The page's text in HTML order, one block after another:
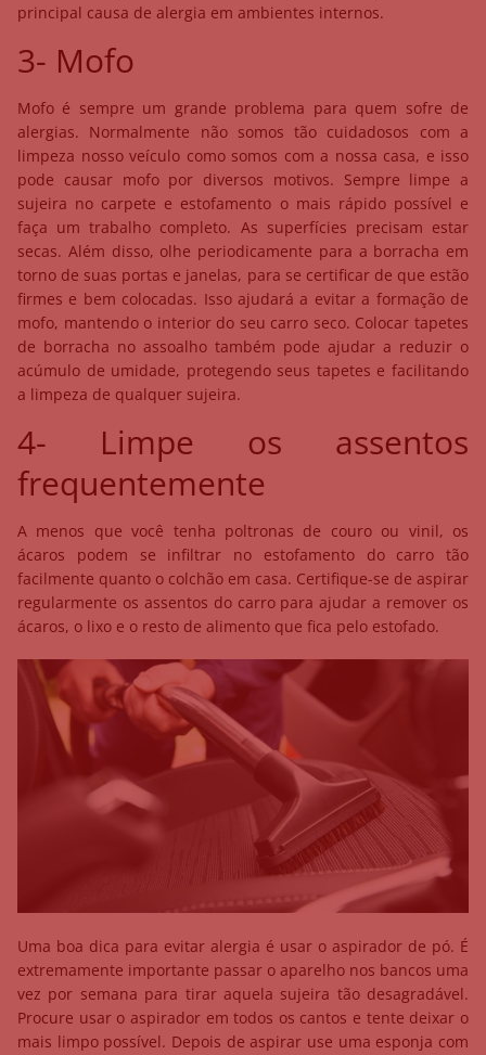
principal causa de alergia em ambientes internos.
3- Mofo
Mofo é sempre um grande problema para quem sofre de
alergias. Normalmente não somos tão cuidadosos com a
limpeza nosso veículo como somos com a nossa casa, e isso
pode causar mofo por diversos motivos. Sempre limpe a
sujeira no carpete e estofamento o mais rápido possível e
faça um trabalho completo. As superfícies precisam estar
secas. Além disso, olhe periodicamente para a borracha em
torno de suas portas e janelas, para se certificar de que estão
firmes e bem colocadas. Isso ajudará a evitar a formação de
mofo, mantendo o interior do seu carro seco. Colocar tapetes
de borracha no assoalho também pode ajudar a reduzir o
acúmulo de umidade, protegendo seus tapetes e facilitando
a limpeza de qualquer sujeira.
4- Limpe os assentos
frequentemente
A menos que você tenha poltronas de couro ou vinil, os
ácaros podem se infiltrar no estofamento do carro tão
facilmente quanto o colchão em casa. Certifique-se de aspirar
regularmente os assentos do carro para ajudar a remover os
ácaros, o lixo e o resto de alimento que fica pelo estofado.
Uma boa dica para evitar alergia é usar o aspirador de pó. É
extremamente importante passar o aparelho nos bancos uma
vez por semana para tirar aquela sujeira tão desagradável.
Procure usar o aspirador em todos os cantos e tente deixar o
mais limpo possível. Depois de aspirar use uma esponja com